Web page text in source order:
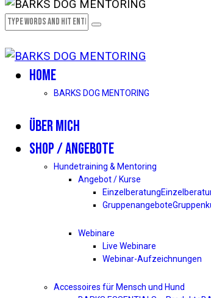
HOME
BARKS DOG MENTORING
ÜBER MICH
SHOP / ANGEBOTE
Hundetraining & Mentoring
Angebot / Kurse
Einzelberatung
Gruppenangebote
Webinare
Live Webinare
Webinar-Aufzeichnungen
Accessoires für Mensch und Hund